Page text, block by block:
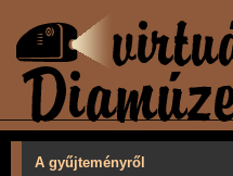
A gyűjteményről